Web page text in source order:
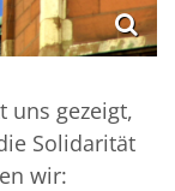
uns gezeigt,
Solidarität
wir: